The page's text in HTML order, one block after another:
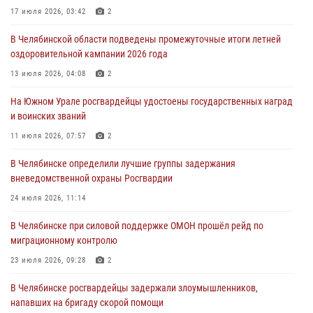
Росгвардейцы задержали трёх магазинных воров в Челябинске
На Южном Урале сотрудники Росгвардии задержали
подозреваемого в совершении убийства
В Челябинской области росгвардейцами по горячим следам
задержан подозреваемый в грабеже
17 июля 2026, 03:42 2
В Челябинской области подведены промежуточные итоги летней
оздоровительной кампании 2026 года
13 июля 2026, 04:08 2
На Южном Урале росгвардейцы удостоены государственных наград
и воинских званий
11 июля 2026, 07:57 2
В Челябинске определили лучшие группы задержания
вневедомственной охраны Росгвардии
24 июля 2026, 11:14
В Челябинске при силовой поддержке ОМОН прошёл рейд по
миграционному контролю
23 июля 2026, 09:28 2
В Челябинске росгвардейцы задержали злоумышленников,
напавших на бригаду скорой помощи